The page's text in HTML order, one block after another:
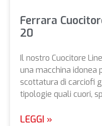
Ferrara
20
Il nostro Cuocitore
una macchina idonea
scottatura di carciofi
tipologie quali cuori,
LEGGI »